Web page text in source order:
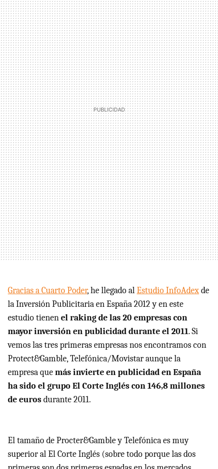
Gracias a Cuarto Poder, he llegado alEstudio InfoAdexde
la Inversión Publicitaria en España 2012 y en este
estudio tienenel raking de las 20 empresas con
mayor inversión en publicidad durante el 2011. Si
vemos las tres primeras empresas nos encontramos con
Protect&Gamble, Telefónica/Movistar aunque la
empresa quemás invierte en publicidad en España
ha sido el grupo El Corte Inglés con 146,8 millones
de eurosdurante 2011.
El tamaño de Procter&Gamble y Telefónica es muy
superior al El Corte Inglés (sobre todo porque las dos